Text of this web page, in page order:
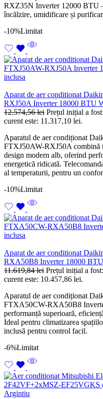
RXZ35N Inverter 12000 BTU
încălzire, umidificare și
-10%Limitat
Aparat de aer conditionat
RXJ50A Inverter 18000 BTU
12.574,56lei Prețul inițial a
curent este: 11.317,10 lei.
Aparatul de aer condiționat
FTXJ50AW-RXJ50A combină
design modern alb, oferind
energetică ridicată.
al temperaturii, pentru un
-10%Limitat
Aparat de aer conditionat
RXA50B8 Inverter 18000
11.619,84lei Prețul inițial a
curent este: 10.457,86 lei.
Aparatul de aer condiționat
FTXA50CW-RXA50B8
performanță superioară,
Ideal pentru climatizarea
inclusă pentru control facil.
-6%Limitat